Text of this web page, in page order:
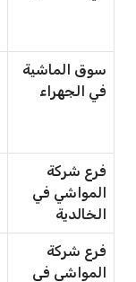
سوق الماشية
في الجهراء
فرع شركة
المواشي في
الخالدية
فرع شركة
المواشي في